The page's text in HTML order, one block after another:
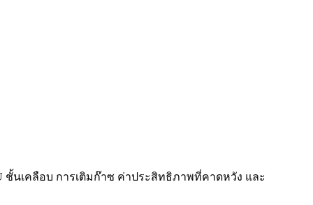
นเคลือบ การเติมก๊าซ ค่าประสิทธิภาพที่คาดหวัง และ